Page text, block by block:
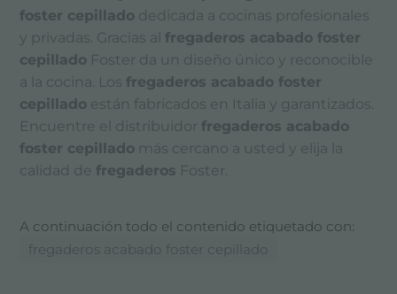
foster cepillado dedicada a cocinas profesionales
y privadas. Gracias alfregaderos acabado foster
cepillado Foster da un diseño único y reconocible
a la cocina. Losfregaderos acabado foster
cepillado están fabricados en Italia y garantizados.
Encuentre el distribuidorfregaderos acabado
foster cepillado más cercano a usted y elija la
calidad defregaderos Foster.
A continuación todo el contenido etiquetado con:
fregaderos acabado foster cepillado